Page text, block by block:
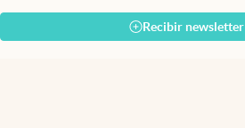
Recibir newsletter